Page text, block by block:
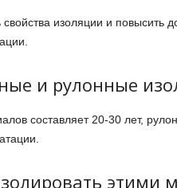
изоляции и повысить
и рулонные
составляет 20-30 лет,
этими